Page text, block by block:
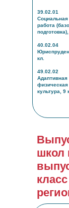
39.02.01
Социальная
работа
подготовка),
40.02.04
кл.
49.02.02
Адаптивная
физическая
культура, 9
школ